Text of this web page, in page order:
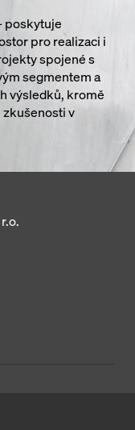
poskytuje
pro realizaci i
spojené s
segmentem a
výsledků, kromě
v